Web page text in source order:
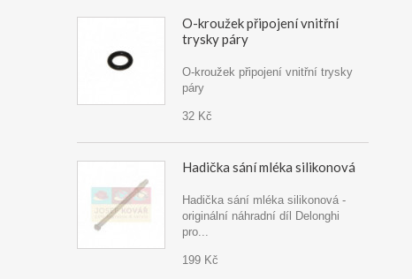
O-kroužek připojení vnitřní
trysky páry
O-kroužek připojení vnitřní trysky
páry
32 Kč
Hadička sání mléka silikonová
Hadička sání mléka silikonová -
originální náhradní díl Delonghi
pro...
199 Kč